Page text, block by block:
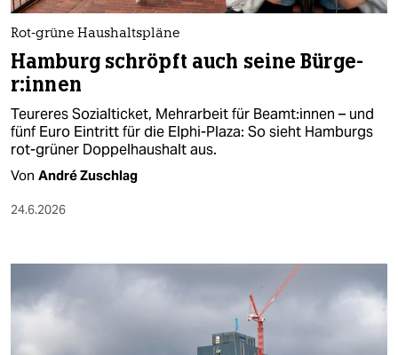
Rot-grüne Haushaltspläne
Hamburg schröpft auch seine Bür­ge­
r:in­nen
Teureres Sozialticket, Mehrarbeit für Be­am­t:in­nen – und
fünf Euro Eintritt für die Elphi-Plaza: So sieht Hamburgs
rot-grüner Doppelhaushalt aus.
Von André Zuschlag
24.6.2026